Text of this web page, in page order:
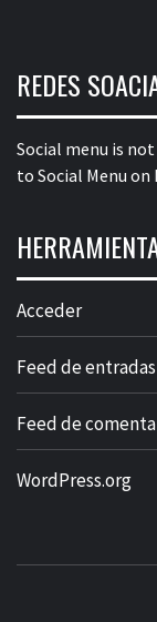
REDES
Social menu is
to Social Menu on
Acceder
Feed de entradas
Feed de
WordPress.org